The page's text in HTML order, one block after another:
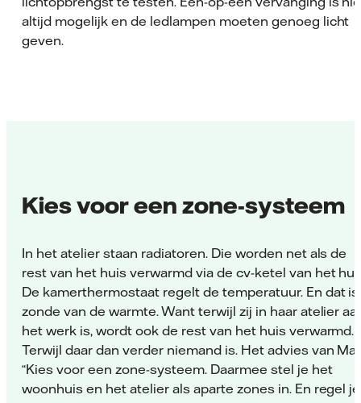
altijd mogelijk en de ledlampen moeten genoeg licht
geven.
Kies voor een zone-systeem
In het atelier staan radiatoren. Die worden net als de
rest van het huis verwarmd via de cv-ketel van het
De kamerthermostaat regelt de temperatuur. En dat is
zonde van de warmte. Want terwijl zij in haar atelier
het werk is, wordt ook de rest van het huis verwarmd.
Terwijl daar dan verder niemand is. Het advies van
“Kies voor een zone-systeem. Daarmee stel je het
woonhuis en het atelier als aparte zones in. En regel je